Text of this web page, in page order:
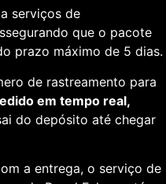
serviços de
que o pacote
prazo máximo de 5 dias.
de rastreamento para
em tempo real,
do depósito até chegar
a entrega, o serviço de